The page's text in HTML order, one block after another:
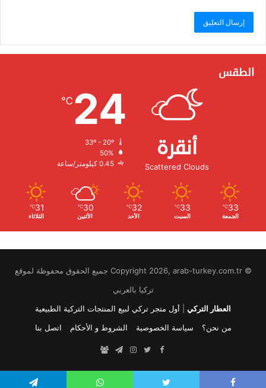
الطقس
أنقرة
Scattered Clouds
24
℃
الرطوبة:
الرياح:
33
℃
الجمعة
33
℃
السبت
32
℃
الأحد
30
℃
الأثنين
31
℃
الثلاثاء
© Copyright 2026, arab-turkey.com.tr جميع الحقوق محفوظة لموقع
تركيا بالعربي
العطار التركي
أول متجر تركي لبيع المنتجات التركية الطبيعية
من نحن؟
سياسة الخصوصية الشروط و الأحكام اتصل بنا